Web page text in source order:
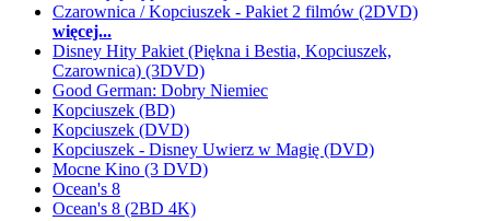
Czarownica / Kopciuszek - Pakiet 2 filmów (2DVD)
więcej...
Disney Hity Pakiet (Piękna i Bestia, Kopciuszek,
Czarownica) (3DVD)
Good German: Dobry Niemiec
Kopciuszek (BD)
Kopciuszek (DVD)
Kopciuszek - Disney Uwierz w Magię (DVD)
Mocne Kino (3 DVD)
Ocean's 8
Ocean's 8 (2BD 4K)